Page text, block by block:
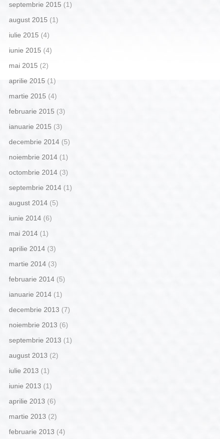
septembrie 2015 (1)
august 2015 (1)
iulie 2015 (4)
iunie 2015 (4)
mai 2015 (2)
aprilie 2015(1)
martie 2015 (4)
februarie 2015 (3)
ianuarie 2015 (3)
decembrie 2014(5)
noiembrie 2014(1)
octombrie 2014(3)
septembrie 2014(1)
august 2014(5)
iunie 2014(6)
mai 2014(1)
aprilie 2014(3)
martie 2014(3)
februarie 2014(5)
ianuarie 2014(1)
decembrie 2013 (7)
noiembrie 2013 (6)
septembrie 2013 (1)
august 2013 (2)
iulie 2013 (1)
iunie 2013 (1)
aprilie 2013 (6)
martie 2013 (2)
februarie 2013 (4)